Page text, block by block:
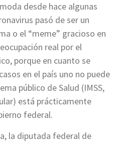
desde hace algunas
pasó de ser un
o el “meme” gracioso en
real por el
porque en cuanto se
en el país uno no puede
público de Salud (IMSS,
está prácticamente
federal.
la diputada federal de